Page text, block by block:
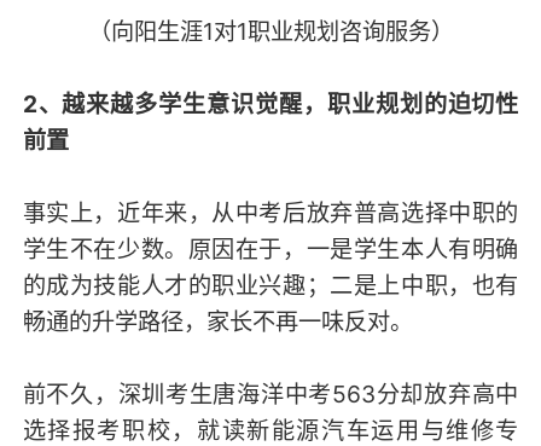
（向阳生涯1对1职业规划咨询服务）
2、越来越多学生意识觉醒，职业规划的迫切性
前置
事实上，近年来，从中考后放弃普高选择中职的
学生不在少数。原因在于，一是学生本人有明确
的成为技能人才的职业兴趣；二是上中职，也有
畅通的升学路径，家长不再一味反对。
前不久，深圳考生唐海洋中考563分却放弃高中
选择报考职校，就读新能源汽车运用与维修专